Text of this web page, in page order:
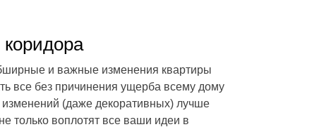
и важные изменения квартиры
все без причинения ущерба всему дому
(даже декоративных) лучше
только воплотят все ваши идеи в